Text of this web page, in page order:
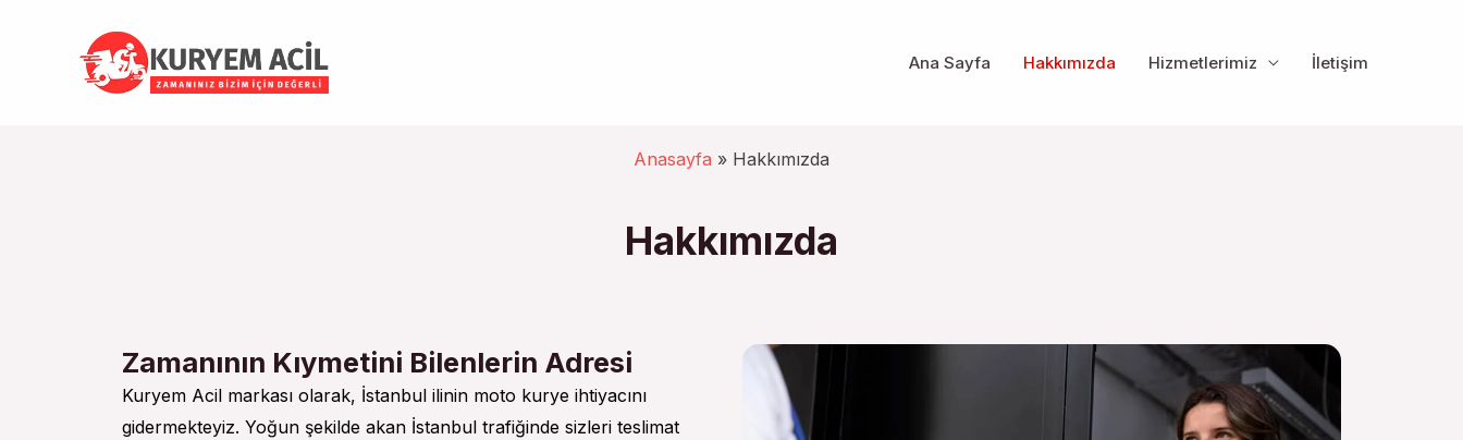
Ana Sayfa Hakkımızda Hizmetlerimiz İletişim
Anasayfa » Hakkımızda
Hakkımızda
Zamanının Kıymetini Bilenlerin Adresi
Kuryem Acil markası olarak, İstanbul ilinin moto kurye ihtiyacını
gidermekteyiz. Yoğun şekilde akan İstanbul trafiğinde sizleri teslimat